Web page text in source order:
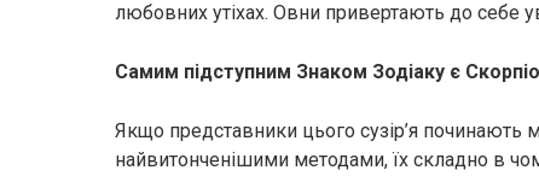
любoвних утiхах. Овни привертають до себе
Самим підступним Знаком Зодіаку є
Якщо представники цього сузір’я починають
найвитонченішими методами, їх складно в